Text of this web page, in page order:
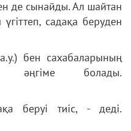
де сынайды. Ал шайтан
садақа беруден
бен сахабаларының
әңгіме болады.
беруі тиіс, - деді.